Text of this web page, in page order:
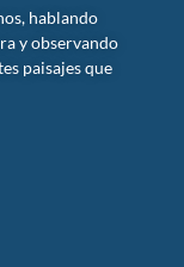
hablando
y observando
paisajes que